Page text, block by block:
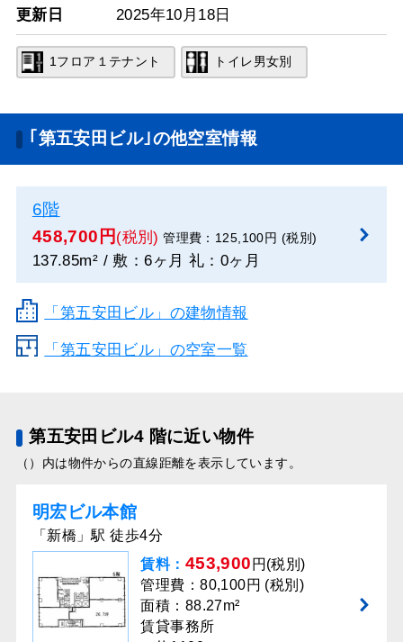
更新日 2025年10月18日
1フロア１テナント トイレ男女別
｢第五安田ビル｣の他空室情報
6階
458,700円 (税別) 管理費：125,100円 (税別)
137.85m² / 敷：6ヶ月 礼：0ヶ月
「第五安田ビル」の建物情報
「第五安田ビル」の空室一覧
第五安田ビル4 階に近い物件
（）内は物件からの直線距離を表示しています。
明宏ビル本館
「新橋」駅 徒歩4分
賃料： 453,900 円(税別)
管理費：80,100円 (税別)
面積：88.27m²
賃貸事務所